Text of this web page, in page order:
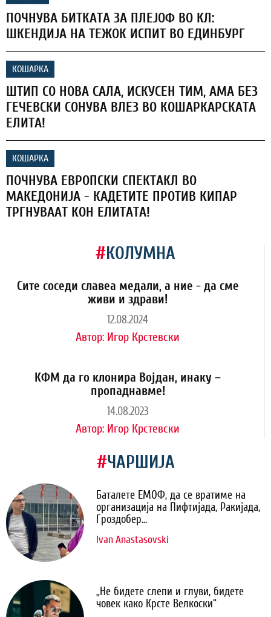
ПОЧНУВА БИТКАТА ЗА ПЛЕЈОФ ВО КЛ:
ШКЕНДИЈА НА ТЕЖОК ИСПИТ ВО ЕДИНБУРГ
КОШАРКА
ШТИП СО НОВА САЛА, ИСКУСЕН ТИМ, АМА БЕЗ
ГЕЧЕВСКИ СОНУВА ВЛЕЗ ВО КОШАРКАРСКАТА
ЕЛИТА!
КОШАРКА
ПОЧНУВА ЕВРОПСКИ СПЕКТАКЛ ВО
МАКЕДОНИЈА - КАДЕТИТЕ ПРОТИВ КИПАР
ТРГНУВААТ КОН ЕЛИТАТА!
#КОЛУМНА
Сите соседи славеа медали, а ние - да сме
живи и здрави!
12.08.2024
Автор: Игор Крстевски
КФМ да го клонира Војдан, инаку –
пропаднавме!
14.08.2023
Автор: Игор Крстевски
#ЧАРШИЈА
Баталете ЕМОФ, да се вратиме на
организација на Пифтијада, Ракијада,
Гроздобер...
Ivan Anastasovski
„Не бидете слепи и глуви, бидете
човек како Крсте Велкоски“